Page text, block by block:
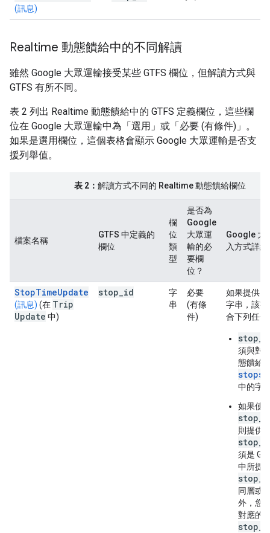
(訊息)
Realtime 動態饋給中的不同解讀
雖然 Google 大眾運輸接受某些 GTFS 欄位，但解讀方式與
GTFS 有所不同。
表 2 列出 Realtime 動態饋給中的 GTFS 定義欄位，這些欄
位在 Google 大眾運輸中為「選用」或「必要 (有條件)」。
如果是選用欄位，這個表格會顯示 Google 大眾運輸是否支
援列舉值。
表 2： 解讀方式不同的 Realtime 動態饋給欄位
檔案名稱
GTFS 中定義的
欄位
欄
位
類
型
是否為
Google
大眾運
輸的必
要欄
位？
Google 大
入方式詳
StopTimeUpdate
(訊息) (在 Trip
Update 中)
stop id
字
串
必要
(有條
件)
如果提供
字串，該
合下列任
須與對
態饋給
中的字
如果使
則提供
須是
中所提
同層或
外，您
對應的